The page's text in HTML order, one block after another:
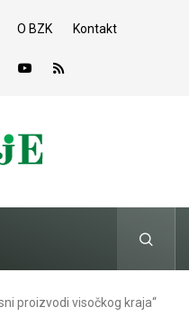
O BZK Kontakt
proizvodi visočkog kraja“